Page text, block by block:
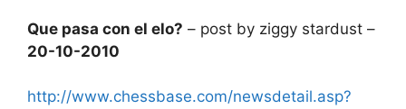
Que pasa con el elo? – post by ziggy stardust –
20-10-2010
http://www.chessbase.com/newsdetail.asp?